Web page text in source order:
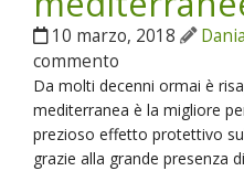
10 marzo, 2018
commento
Da molti decenni ormai è
mediterranea è la migliore
prezioso effetto protettivo
grazie alla grande presenza